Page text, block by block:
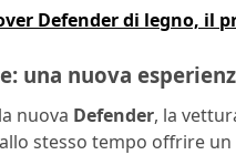
Defender di legno, il
una nuova
nuova Defender, la
stesso tempo offrire